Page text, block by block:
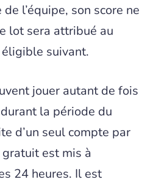
l’équipe, son score ne
lot sera attribué au
suivant.
jouer autant de fois
la période du
d’un seul compte par
est mis à
24 heures. Il est